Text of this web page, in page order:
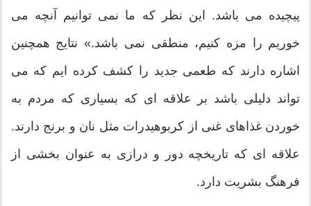
پیچیده می باشد. این نظر که ما نمی توانیم آنچه می
خوریم را مزه کنیم، منطقی نمی باشد.» نتایج همچنین
اشاره دارند که طعمی جدید را کشف کرده ایم که می
تواند دلیلی باشد بر علاقه ای که بسیاری که مردم به
خوردن غذاهای غنی از کربوهیدرات مثل نان و برنج دارند.
علاقه ای که تاریخچه دور و درازی به عنوان بخشی از
فرهنگ بشریت دارد.